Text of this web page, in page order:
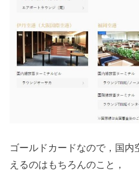
ゴールドカードなので，国内
えるのはもちろんのこと，